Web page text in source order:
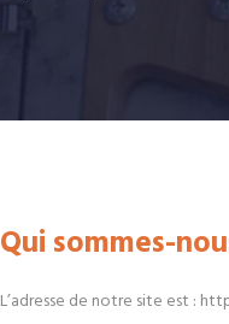
Qui sommes-
L’adresse de notre site est :